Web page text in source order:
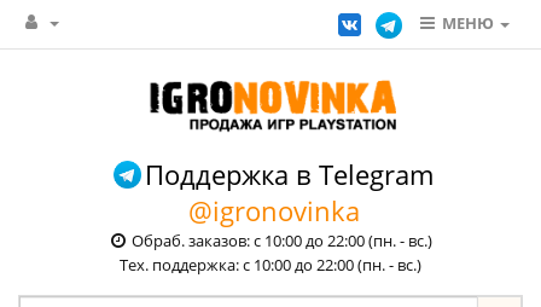
МЕНЮ
Поддержка в Telegram
@igronovinka
Обраб. заказов: с 10:00 до 22:00 (пн. - вс.)
Тех. поддержка: с 10:00 до 22:00 (пн. - вс.)